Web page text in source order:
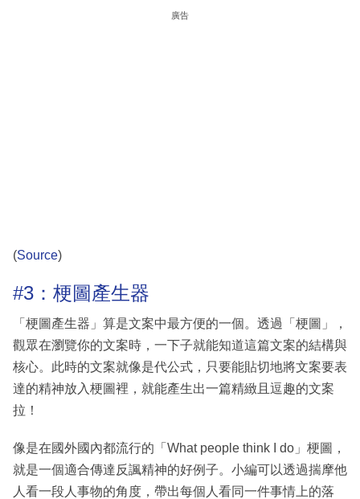
廣告
(Source)
#3：梗圖產生器
「梗圖產生器」算是文案中最方便的一個。透過「梗圖」，
觀眾在瀏覽你的文案時，一下子就能知道這篇文案的結構與
核心。此時的文案就像是代公式，只要能貼切地將文案要表
達的精神放入梗圖裡，就能產生出一篇精緻且逗趣的文案
拉！
像是在國外國內都流行的「What people think I do」梗圖，
就是一個適合傳達反諷精神的好例子。小編可以透過揣摩他
人看一段人事物的角度，帶出每個人看同一件事情上的落